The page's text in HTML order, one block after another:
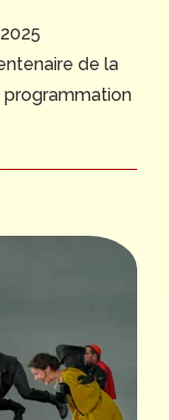
de la
programmation